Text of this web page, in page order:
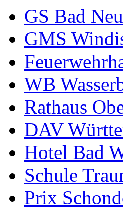
GS Bad
GMS
WB
Rathaus
DAV
Hotel Bad
Schule
Prix